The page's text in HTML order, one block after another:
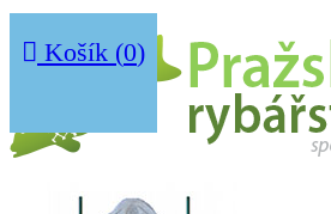
Košík (0)